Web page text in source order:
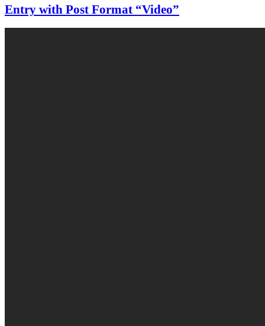
Entry with Post Format “Video”